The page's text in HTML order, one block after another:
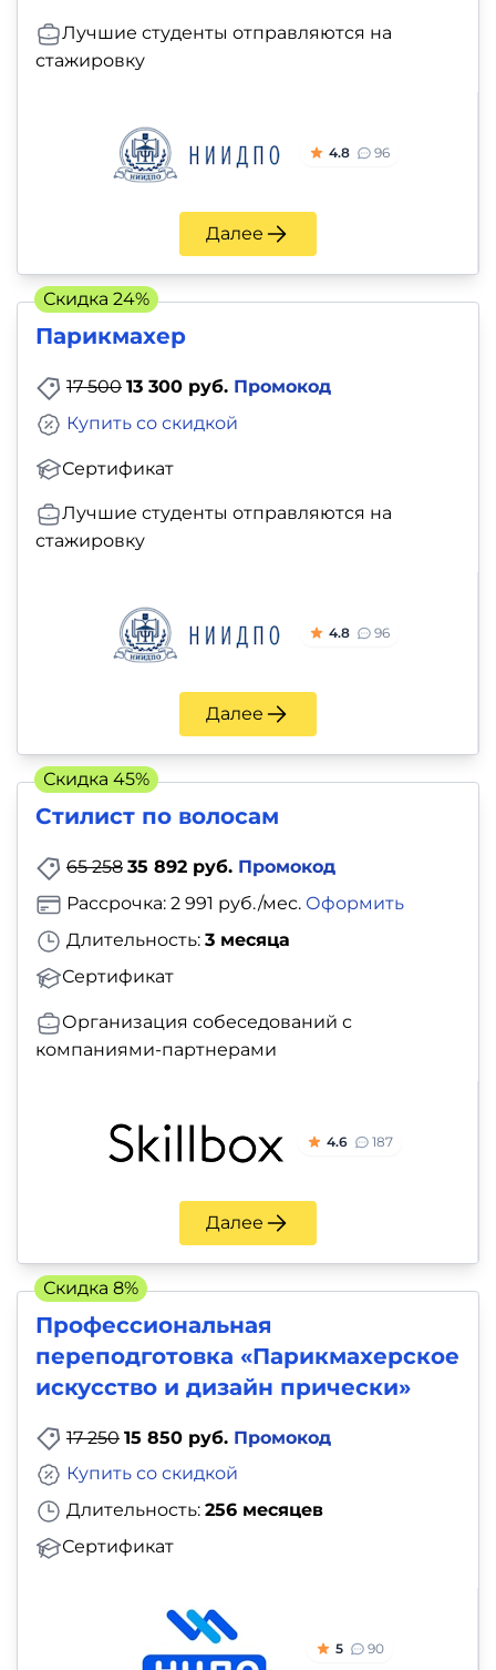
Лучшие студенты отправляются на
стажировку
4.8 96
Далее
Парикмахер
17 500 13 300 руб. Промокод
Сертификат
Купить со скидкой
Лучшие студенты отправляются на
стажировку
4.8 96
Далее
Скидка 24%
Стилист по волосам
65 258 35 892 руб. Промокод
Длительность: 3 месяца
Сертификат
Рассрочка: 2 991 руб./мес. Оформить
Организация собеседований с
компаниями-партнерами
4.6 187
Далее
Скидка 45%
Профессиональная
переподготовка «Парикмахерское
искусство и дизайн прически»
17 250 15 850 руб. Промокод
Длительность: 256 месяцев
Сертификат
Купить со скидкой
5 90
Скидка 8%